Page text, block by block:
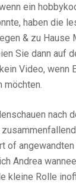
ein
haben die
& zu Hause
Sie dann auf
Video, wenn
nach
of
Andrea
kleine Rolle